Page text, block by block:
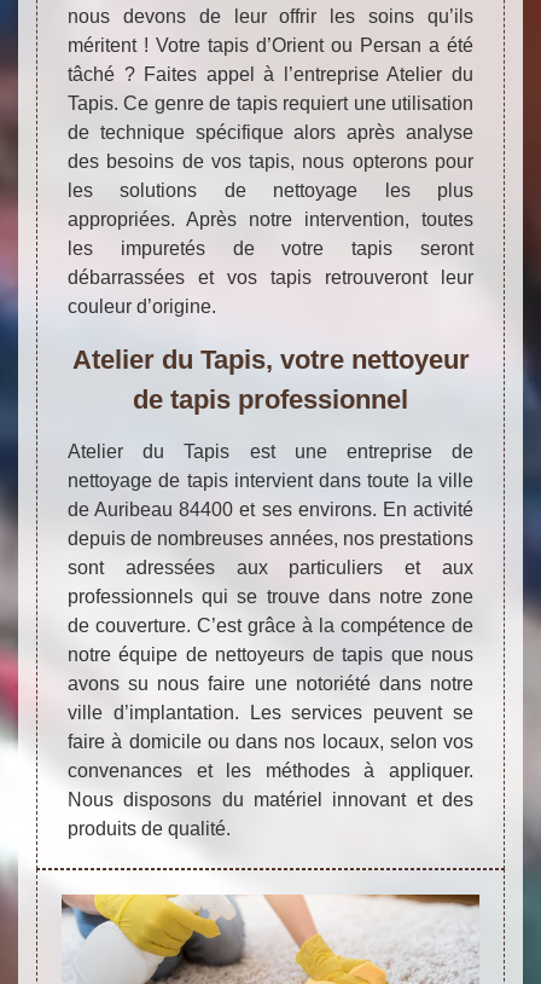
nous devons de leur offrir les soins qu’ils
méritent ! Votre tapis d’Orient ou Persan a été
tâché ? Faites appel à l’entreprise Atelier du
Tapis. Ce genre de tapis requiert une utilisation
de technique spécifique alors après analyse
des besoins de vos tapis, nous opterons pour
les solutions de nettoyage les plus
appropriées. Après notre intervention, toutes
les impuretés de votre tapis seront
débarrassées et vos tapis retrouveront leur
couleur d’origine.
Atelier du Tapis, votre nettoyeur
de tapis professionnel
Atelier du Tapis est une entreprise de
nettoyage de tapis intervient dans toute la ville
de Auribeau 84400 et ses environs. En activité
depuis de nombreuses années, nos prestations
sont adressées aux particuliers et aux
professionnels qui se trouve dans notre zone
de couverture. C’est grâce à la compétence de
notre équipe de nettoyeurs de tapis que nous
avons su nous faire une notoriété dans notre
ville d’implantation. Les services peuvent se
faire à domicile ou dans nos locaux, selon vos
convenances et les méthodes à appliquer.
Nous disposons du matériel innovant et des
produits de qualité.